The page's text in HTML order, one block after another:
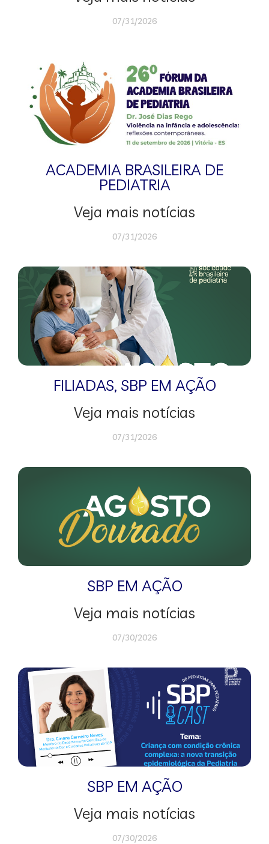
07/31/2026
ACADEMIA BRASILEIRA DE
PEDIATRIA
Veja mais notícias
07/31/2026
FILIADAS, SBP EM AÇÃO
Veja mais notícias
07/31/2026
SBP EM AÇÃO
Veja mais notícias
07/30/2026
SBP EM AÇÃO
Veja mais notícias
07/30/2026